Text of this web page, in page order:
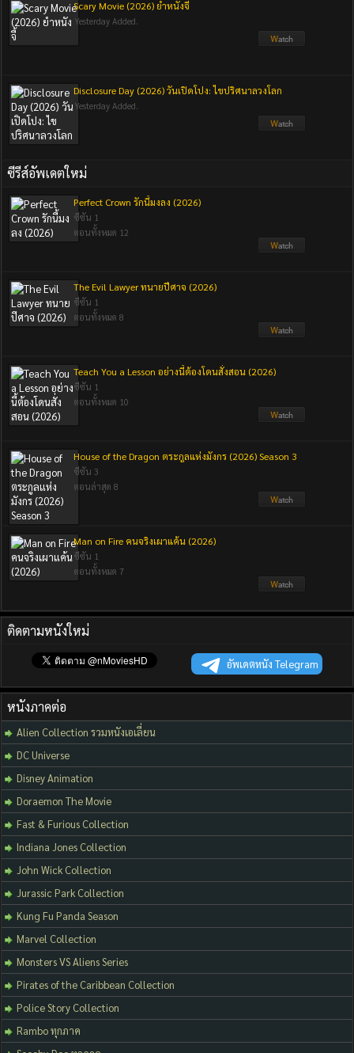
Scary Movie (2026) ยำหนังจี้
Yesterday Added.
Disclosure Day (2026) วันเปิดโปง: ไขปริศนาลวงโลก
Yesterday Added.
ซีรีส์อัพเดตใหม่
Perfect Crown รักนี้มงลง (2026)
ซีซัน 1
ตอนทั้งหมด 12
The Evil Lawyer ทนายปีศาจ (2026)
ซีซัน 1
ตอนทั้งหมด 8
Teach You a Lesson อย่างนี้ต้องโดนสั่งสอน (2026)
ซีซัน 1
ตอนทั้งหมด 10
House of the Dragon ตระกูลแห่งมังกร (2026) Season 3
ซีซัน 3
ตอนล่าสุด 8
Man on Fire คนจริงเผาแค้น (2026)
ซีซัน 1
ตอนทั้งหมด 7
ติดตามหนังใหม่
อัพเดตหนัง Telegram
หนังภาคต่อ
Alien Collection รวมหนังเอเลี่ยน
DC Universe
Disney Animation
Doraemon The Movie
Fast & Furious Collection
Indiana Jones Collection
John Wick Collection
Jurassic Park Collection
Kung Fu Panda Season
Marvel Collection
Monsters VS Aliens Series
Pirates of the Caribbean Collection
Police Story Collection
Rambo ทุกภาค